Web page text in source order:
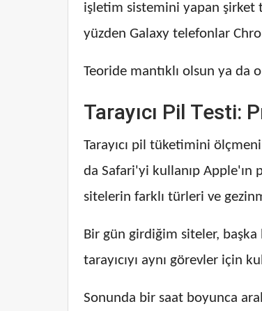
işletim sistemini yapan şirket
yüzden Galaxy telefonlar
Teoride mantıklı olsun ya da
Tarayıcı Pil Testi:
Tarayıcı pil tüketimini
da Safari'yi kullanıp Apple'ın
sitelerin farklı türleri ve
Bir gün girdiğim siteler,
tarayıcıyı aynı görevler için
Sonunda bir saat boyunca